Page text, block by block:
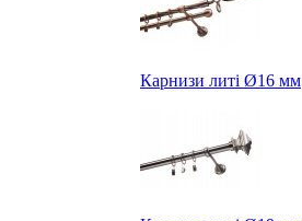
Карнизи литі Ø16 мм